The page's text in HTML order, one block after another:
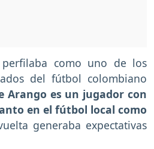
como uno de los
del fútbol colombiano
Arango es un jugador con
en el fútbol local como
generaba expectativas